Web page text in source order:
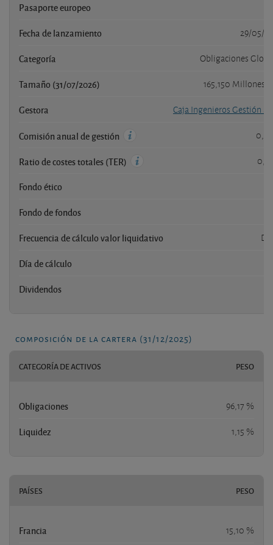
Pasaporte europeo
Fecha de lanzamiento 29/05/
Categoría Obligaciones
Tamaño (31/07/2026) 165,150 Millones
Gestora Caja Ingenieros Gestión
Comisión anual de gestión
Ratio de costes totales (TER)
Fondo ético
Fondo de fondos
Frecuencia de cálculo valor liquidativo
Día de cálculo
Dividendos
composición de la cartera (31/12/2025)
CATEGORÍA DE ACTIVOS PESO
Obligaciones 96,17 %
Liquidez 1,15 %
PAÍSES PESO
Francia 15,10 %